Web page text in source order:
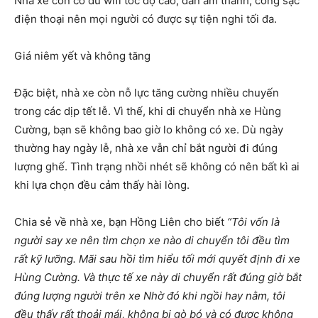
điện thoại nên mọi người có được sự tiện nghi tối đa.
Giá niêm yết và không tăng
Đặc biệt, nhà xe còn nỗ lực tăng cường nhiều chuyến
trong các dịp tết lễ. Vì thế, khi di chuyển nhà xe Hùng
Cường, bạn sẽ không bao giờ lo không có xe. Dù ngày
thường hay ngày lễ, nhà xe vẫn chỉ bắt người đi đúng
lượng ghế. Tình trạng nhồi nhét sẽ không có nên bất kì ai
khi lựa chọn đều cảm thấy hài lòng.
Chia sẻ về nhà xe, bạn Hồng Liên cho biết “Tôi vốn là
người say xe nên tìm chọn xe nào di chuyển tôi đều tìm
rất kỹ lưỡng. Mãi sau hồi tìm hiểu tối mới quyết định đi xe
Hùng Cường. Và thực tế xe này di chuyển rất đúng giờ bắt
đúng lượng người trên xe Nhờ đó khi ngồi hay nằm, tôi
đều thấy rất thoải mái, không bị gò bó và có được không